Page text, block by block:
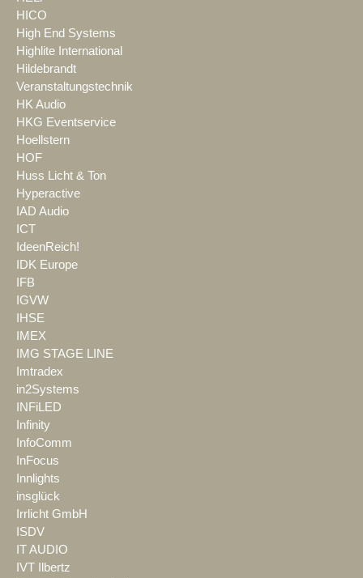
HICO
High End Systems
Highlite International
Hildebrandt
Veranstaltungstechnik
HK Audio
HKG Eventservice
Hoellstern
HOF
Huss Licht & Ton
Hyperactive
IAD Audio
ICT
IdeenReich!
IDK Europe
IFB
IGVW
IHSE
IMEX
IMG STAGE LINE
Imtradex
in2Systems
INFiLED
Infinity
InfoComm
InFocus
Innlights
insglück
Irrlicht GmbH
ISDV
IT AUDIO
IVT Ilbertz